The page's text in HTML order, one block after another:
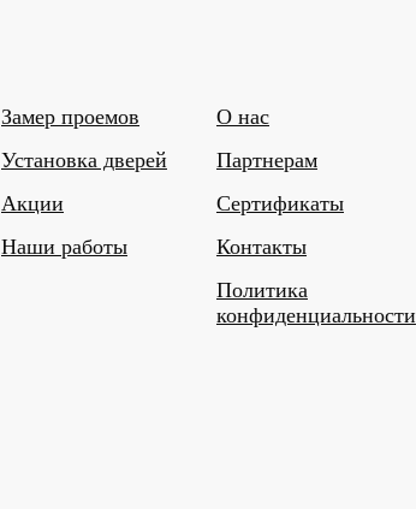
Замер проемов
Установка дверей
Акции
Наши работы
О нас
Партнерам
Сертификаты
Контакты
Политика
конфиденциальности